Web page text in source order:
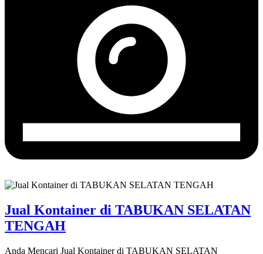
Jual Kontainer di TABUKAN SELATAN
TENGAH
Anda Mencari Jual Kontainer di TABUKAN SELATAN